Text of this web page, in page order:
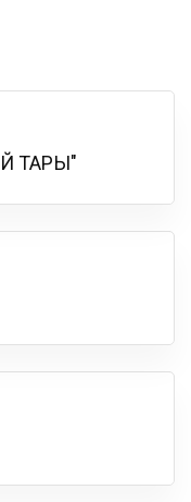
ТАРЫ"